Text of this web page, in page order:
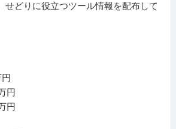
せどりに役立つツール情報を配布して
円
円